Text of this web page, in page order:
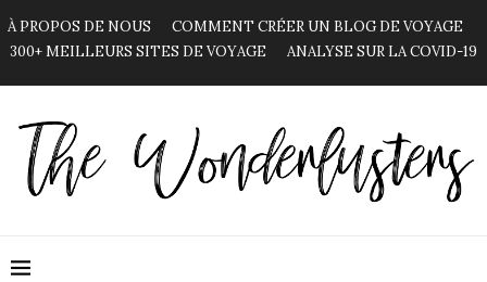
À PROPOS DE NOUS
COMMENT CRÉER UN BLOG DE VOYAGE
300+ MEILLEURS SITES DE VOYAGE
ANALYSE SUR LA COVID-19